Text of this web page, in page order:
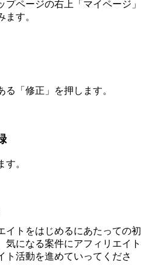
プページの右上「マイページ」
す。
る「修正」を押します。
。
イトをはじめるにあたっての初
気になる案件にアフィリエイト
ト活動を進めていってくださ